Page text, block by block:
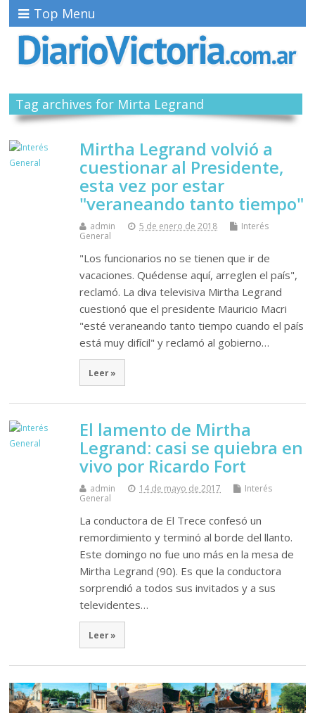
Top Menu
Tag archives for Mirta Legrand
Mirtha Legrand volvió a
cuestionar al Presidente,
esta vez por estar
"veraneando tanto tiempo"
admin 5 de enero de 2018
Interés
General
"Los funcionarios no se tienen que ir de
vacaciones. Quédense aquí, arreglen el país",
reclamó. La diva televisiva Mirtha Legrand
cuestionó que el presidente Mauricio Macri
"esté veraneando tanto tiempo cuando el país
está muy difícil" y reclamó al gobierno…
Leer »
El lamento de Mirtha
Legrand: casi se quiebra en
vivo por Ricardo Fort
admin 14 de mayo de 2017
Interés
General
La conductora de El Trece confesó un
remordimiento y terminó al borde del llanto.
Este domingo no fue uno más en la mesa de
Mirtha Legrand (90). Es que la conductora
sorprendió a todos sus invitados y a sus
televidentes…
Leer »